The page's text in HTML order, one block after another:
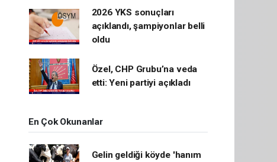
2026 YKS sonuçları
açıklandı, şampiyonlar belli
oldu
Özel, CHP Grubu’na veda
etti: Yeni partiyi açıkladı
En Çok Okunanlar
Gelin geldiği köyde 'hanım